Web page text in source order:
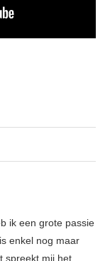
ik een grote passie
enkel nog maar
spreekt mij het